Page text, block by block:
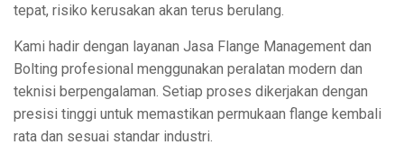
tepat, risiko kerusakan akan terus berulang.
Kami hadir dengan layanan Jasa Flange Management dan
Bolting profesional menggunakan peralatan modern dan
teknisi berpengalaman. Setiap proses dikerjakan dengan
presisi tinggi untuk memastikan permukaan flange kembali
rata dan sesuai standar industri.